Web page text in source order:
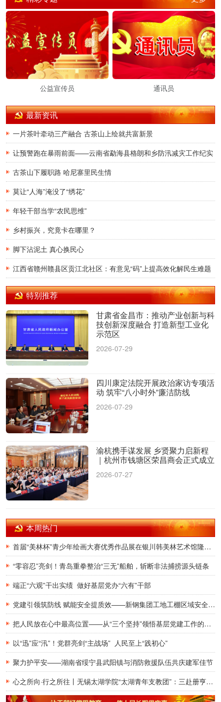
公益宣传员 通讯员
最新资讯
一片茶叶牵动三产融合 古茶山上绘就共富新景
让预警跑在暴雨前面——云南省勐海县格朗和乡防汛减灾工作纪实
古茶山下履职路 哈尼寨里民生情
莫让“人海”淹没了“绣花”
年轻干部当学“农民思维”
乡村振兴，究竟卡在哪里？
脚下沾泥土 真心换民心
江西省赣州赣县区贡江北社区：有意见“码”上提高效化解民生难题
特别推荐
甘肃省金昌市：推动产业创新与科
技创新深度融合 打造新型工业化
示范区
2026-07-29
四川康定法院开展政治家访专项活
动 筑牢“八小时外”廉洁防线
2026-07-29
渝杭携手谋发展 乡贤聚力启新程
｜杭州市钱塘区荣昌商会正式成立
2026-07-27
本周热门
首届“美林杯”青少年绘画大赛优秀作品展在银川韩美林艺术馆隆重开幕
“零容忍”亮剑！青岛重拳整治“三无”船舶，斩断非法捕捞源头链条
端正“六观”干出实绩 做好基层党办“六有”干部
党建引领筑防线 赋能安全提质效——新钢集团工地工棚区域安全管理创新实践研究
把人民放在心中最高位置——从“三个坚持”领悟基层党建工作的为民初心
以“迅”应“汛”！党群亮剑“主战场” 人民至上“践初心”
聚力护平安——湖南省绥宁县武阳镇与消防救援队伍共庆建军佳节
心之所向·行之所往丨无锡太湖学院“太湖青年支教团”：三赴册亨，十年之约再启盛夏